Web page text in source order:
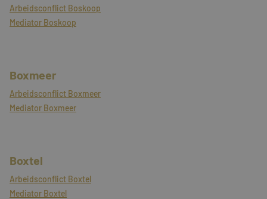
Arbeidsconflict Boskoop
Mediator Boskoop
Boxmeer
Arbeidsconflict Boxmeer
Mediator Boxmeer
Boxtel
Arbeidsconflict Boxtel
Mediator Boxtel